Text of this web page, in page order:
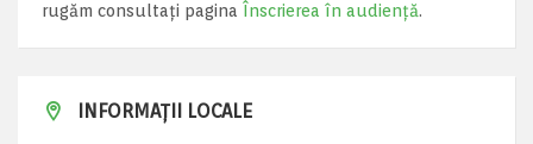
rugăm consultați pagina Înscrierea în audiență.
INFORMAȚII LOCALE